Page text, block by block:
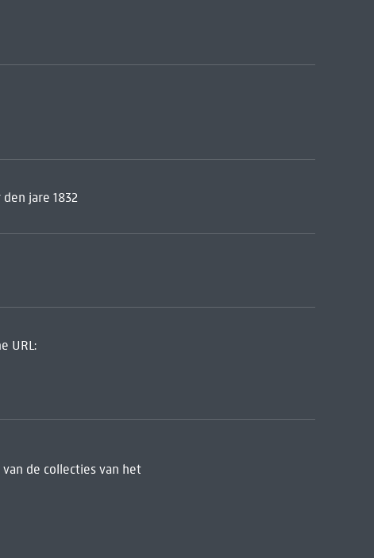
jare 1832
URL:
de collecties van het